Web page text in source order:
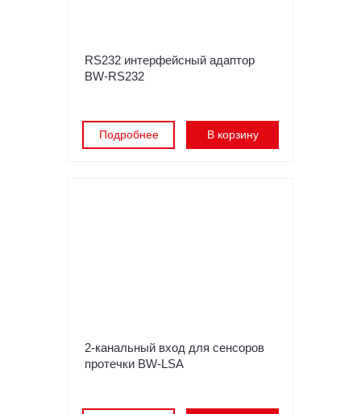
RS232 интерфейсный адаптор
BW-RS232
Подробнее В корзину
2-канальный вход для сенсоров
протечки BW-LSA